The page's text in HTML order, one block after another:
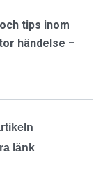
tips inom
händelse –
länk